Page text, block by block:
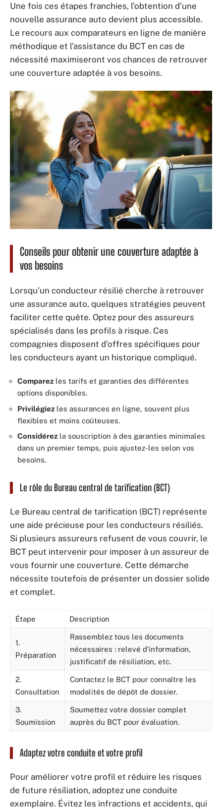
Une fois ces étapes franchies, l’obtention d’une
nouvelle assurance auto devient plus accessible.
Le recours aux comparateurs en ligne de manière
méthodique et l’assistance du BCT en cas de
nécessité maximiseront vos chances de retrouver
une couverture adaptée à vos besoins.
Conseils pour obtenir une couverture adaptée à
vos besoins
Lorsqu’un conducteur résilié cherche à retrouver
une assurance auto, quelques stratégies peuvent
faciliter cette quête. Optez pour des assureurs
spécialisés dans les profils à risque. Ces
compagnies disposent d’offres spécifiques pour
les conducteurs ayant un historique compliqué.
Comparez les tarifs et garanties des différentes
options disponibles.
Privilégiez les assurances en ligne, souvent plus
flexibles et moins coûteuses.
Considérez la souscription à des garanties minimales
dans un premier temps, puis ajustez-les selon vos
besoins.
Le rôle du Bureau central de tarification (BCT)
Le Bureau central de tarification (BCT) représente
une aide précieuse pour les conducteurs résiliés.
Si plusieurs assureurs refusent de vous couvrir, le
BCT peut intervenir pour imposer à un assureur de
vous fournir une couverture. Cette démarche
nécessite toutefois de présenter un dossier solide
et complet.
Étape Description
1.
Préparation
Rassemblez tous les documents
nécessaires : relevé d’information,
justificatif de résiliation, etc.
2.
Consultation
Contactez le BCT pour connaître les
modalités de dépôt de dossier.
3.
Soumission
Soumettez votre dossier complet
auprès du BCT pour évaluation.
Adaptez votre conduite et votre profil
Pour améliorer votre profil et réduire les risques
de future résiliation, adoptez une conduite
exemplaire. Évitez les infractions et accidents, qui